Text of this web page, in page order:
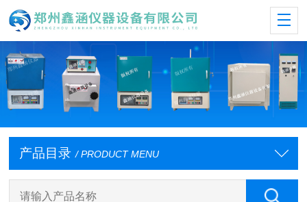
产品目录 / PRODUCT MENU